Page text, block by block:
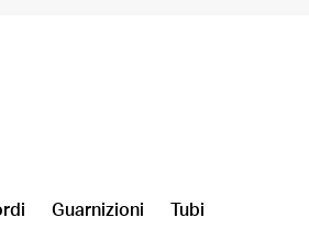
Guarnizioni Tubi